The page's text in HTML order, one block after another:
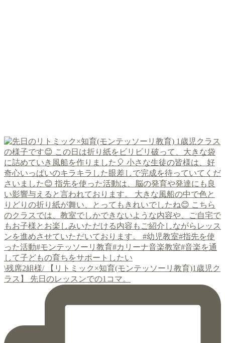
\残席2組様/ 【リトミック×知育(モンテッソーリ教育)1歳児ク
ラス】 先日のレッスンでの1コマ。